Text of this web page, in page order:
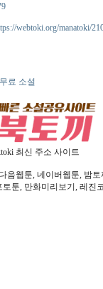
webtoki.org/manatoki/
료 소설
최신 주소 사이트
웹툰, 네이버웹툰, 밤
툰, 만화미리보기, 레진